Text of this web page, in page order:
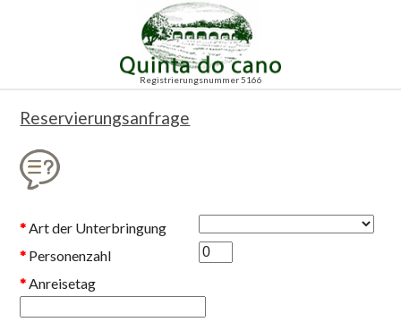
Registrierungsnummer 5166
Reservierungsanfrage
* Art der Unterbringung
* Personenzahl
* Anreisetag